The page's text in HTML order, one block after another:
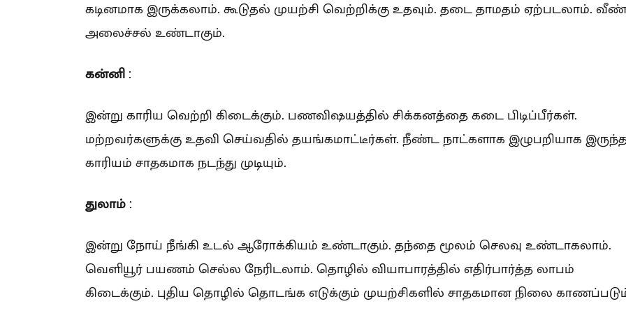
கடினமாக இருக்கலாம். கூடுதல் முயற்சி வெற்றிக்கு உதவும். தடை தாமதம் ஏற்படலாம். வீண்
அலைச்சல் உண்டாகும்.
கன்னி :
இன்று காரிய வெற்றி கிடைக்கும். பணவிஷயத்தில் சிக்கனத்தை கடை பிடிப்பீர்கள்.
மற்றவர்களுக்கு உதவி செய்வதில் தயங்கமாட்டீர்கள். நீண்ட நாட்களாக இழுபறியாக
காரியம் சாதகமாக நடந்து முடியும்.
துலாம் :
இன்று நோய் நீங்கி உடல் ஆரோக்கியம் உண்டாகும். தந்தை மூலம் செலவு உண்டாகலாம்.
வெளியூர் பயணம் செல்ல நேரிடலாம். தொழில் வியாபாரத்தில் எதிர்பார்த்த லாபம்
கிடைக்கும். புதிய தொழில் தொடங்க எடுக்கும் முயற்சிகளில் சாதகமான நிலை